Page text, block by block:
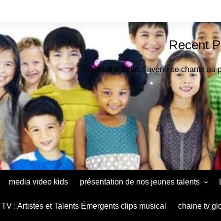
Recent
Mallie Belle, l’avenir se chante au
media video kids présentation de nos jeunes talents
Astrid Muthu Kids Oradéa
: Artistes et Talents Émergents clips musical chaine tv